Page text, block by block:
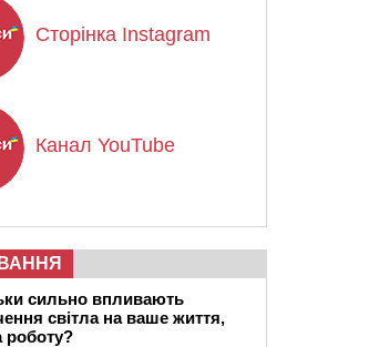
Сторінка Instagram
Канал YouTube
сильно впливають
світла на ваше життя,
роботу?